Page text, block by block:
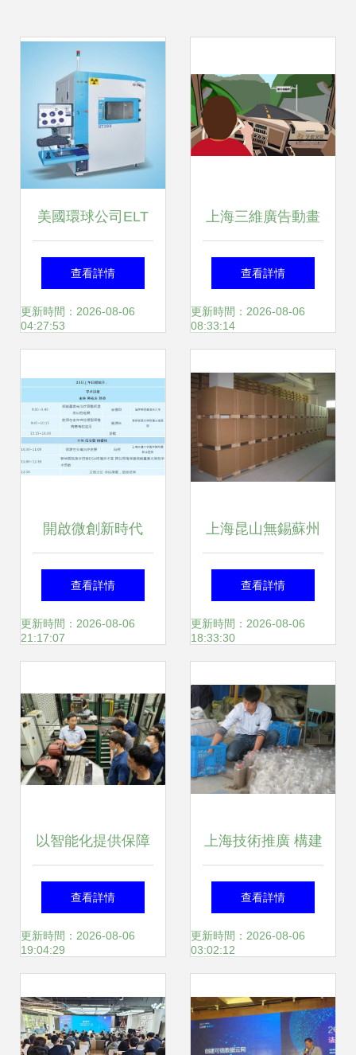
美國環球公司ELT
HT300X光機技術
解析及其在上海地
查看詳情
更新時間：2026-08-06
04:27:53
上海三維廣告動畫
與影視動畫的區別
及其技術推廣趨勢
查看詳情
更新時間：2026-08-06
08:33:14
開啟微創新時代
2019椎間盤激光修
復技術全國推廣會
醫院
查看詳情
更新時間：2026-08-06
21:17:07
上海昆山無錫蘇州
地區優質紙箱包裝
解決方案 357層牛
箱專業生產供應商
查看詳情
更新時間：2026-08-06
18:33:30
以智能化提供保障
支撐 一家煙機企業
如何助力上海智慧
踐與推廣
查看詳情
更新時間：2026-08-06
19:04:29
上海技術推廣 構建
產業服務新高地
查看詳情
更新時間：2026-08-06
03:02:12